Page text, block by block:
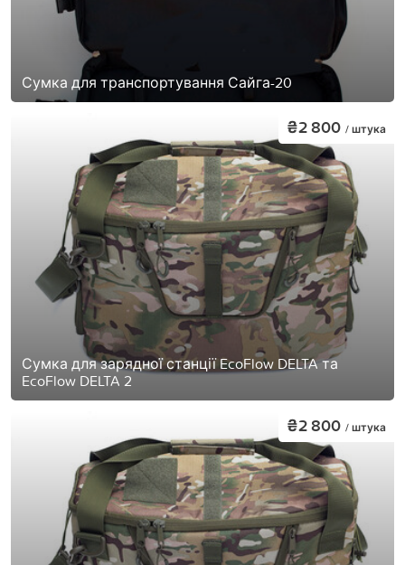
Сумка для транспортування Сайга-20
Сумка для зарядної станції EcoFlow DELTA та
EcoFlow DELTA 2
₴2 800 / штука
₴2 800 / штука